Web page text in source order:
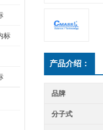
标
产品介绍：
品牌
分子式